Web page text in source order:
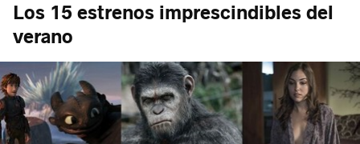
Los 15 estrenos imprescindibles del
verano